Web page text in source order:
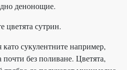
денонощие.
цветята сутрин.
сукулентните например,
без поливане. Цветята,